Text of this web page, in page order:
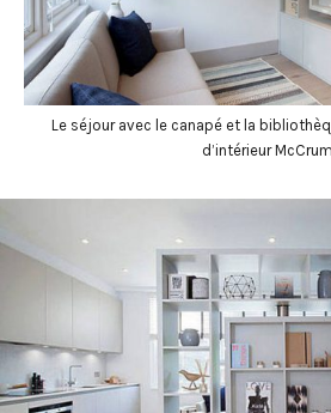
Le séjour avec le canapé et la
d’intérieur McCrum